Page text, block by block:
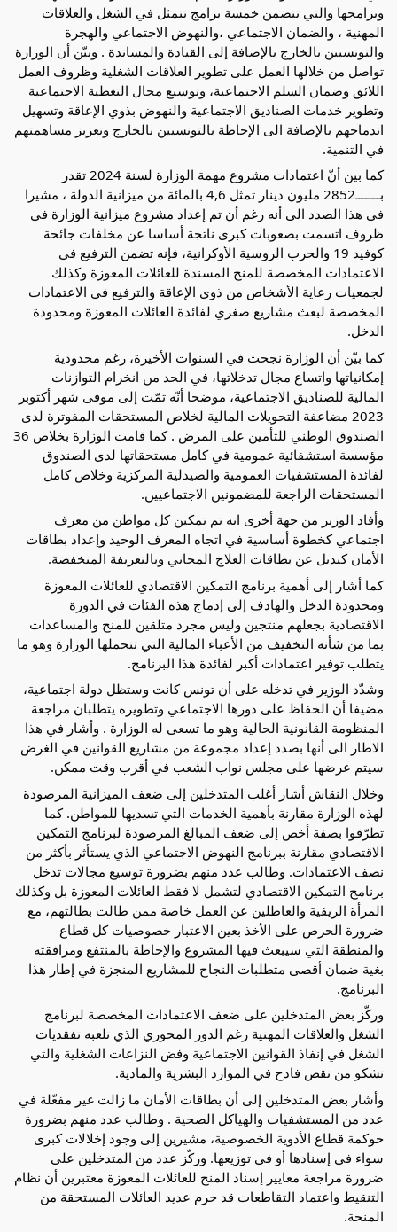
وبرامجها والتي تتضمن خمسة برامج تتمثل في الشغل والعلاقات
المهنية ، والضمان الاجتماعي ،والنهوض الاجتماعي والهجرة
والتونسيين بالخارج بالإضافة إلى القيادة والمساندة . وبيّن أن الوزارة
تواصل من خلالها العمل على تطوير العلاقات الشغلية وظروف العمل
اللائق وضمان السلم الاجتماعية، وتوسيع مجال التغطية الاجتماعية
وتطوير خدمات الصناديق الاجتماعية والنهوض بذوي الإعاقة وتسهيل
اندماجهم بالإضافة الى الإحاطة بالتونسيين بالخارج وتعزيز مساهمتهم
في التنمية.
كما بين أنّ اعتمادات مشروع مهمة الوزارة لسنة 2024 تقدر
بـــــــ2852 مليون دينار تمثل 4,6 بالمائة من ميزانية الدولة ، مشيرا
في هذا الصدد الى أنه رغم أن تم إعداد مشروع ميزانية الوزارة في
ظروف اتسمت بصعوبات كبرى ناتجة أساسا عن مخلفات جائحة
كوفيد 19 والحرب الروسية الأوكرانية، فإنه تضمن الترفيع في
الاعتمادات المخصصة للمنح المسندة للعائلات المعوزة وكذلك
لجمعيات رعاية الأشخاص من ذوي الإعاقة والترفيع في الاعتمادات
المخصصة لبعث مشاريع صغري لفائدة العائلات المعوزة ومحدودة
الدخل.
كما بيّن أن الوزارة نجحت في السنوات الأخيرة، رغم محدودية
إمكانياتها واتساع مجال تدخلاتها، في الحد من انخرام التوازنات
المالية للصناديق الاجتماعية، موضحا أنّه تمّت إلى موفى شهر أكتوبر
2023 مضاعفة التحويلات المالية لخلاص المستحقات المفوترة لدى
الصندوق الوطني للتأمين على المرض . كما قامت الوزارة بخلاص 36
مؤسسة استشفائية عمومية في كامل مستحقاتها لدى الصندوق
لفائدة المستشفيات العمومية والصيدلية المركزية وخلاص كامل
المستحقات الراجعة للمضمونين الاجتماعيين.
وأفاد الوزير من جهة أخرى انه تم تمكين كل مواطن من معرف
اجتماعي كخطوة أساسية في اتجاه المعرف الوحيد وإعداد بطاقات
الأمان كبديل عن بطاقات العلاج المجاني وبالتعريفة المنخفضة.
كما أشار إلى أهمية برنامج التمكين الاقتصادي للعائلات المعوزة
ومحدودة الدخل والهادف إلى إدماج هذه الفئات في الدورة
الاقتصادية بجعلهم منتجين وليس مجرد متلقين للمنح والمساعدات
بما من شأنه التخفيف من الأعباء المالية التي تتحملها الوزارة وهو ما
يتطلب توفير اعتمادات أكبر لفائدة هذا البرنامج.
وشدّد الوزير في تدخله على أن تونس كانت وستظل دولة اجتماعية،
مضيفا أن الحفاظ على دورها الاجتماعي وتطويره يتطلبان مراجعة
المنظومة القانونية الحالية وهو ما تسعى له الوزارة . وأشار في هذا
الاطار الى أنها بصدد إعداد مجموعة من مشاريع القوانين في الغرض
سيتم عرضها على مجلس نواب الشعب في أقرب وقت ممكن.
وخلال النقاش أشار أغلب المتدخلين إلى ضعف الميزانية المرصودة
لهذه الوزارة مقارنة بأهمية الخدمات التي تسديها للمواطن. كما
تطرّقوا بصفة أخص إلى ضعف المبالغ المرصودة لبرنامج التمكين
الاقتصادي مقارنة ببرنامج النهوض الاجتماعي الذي يستأثر بأكثر من
نصف الاعتمادات. وطالب عدد منهم بضرورة توسيع مجالات تدخل
برنامج التمكين الاقتصادي لتشمل لا فقط العائلات المعوزة بل وكذلك
المرأة الريفية والعاطلين عن العمل خاصة ممن طالت بطالتهم، مع
ضرورة الحرص على الأخذ بعين الاعتبار خصوصيات كل قطاع
والمنطقة التي سيبعث فيها المشروع والإحاطة بالمنتفع ومرافقته
بغية ضمان أقصى متطلبات النجاح للمشاريع المنجزة في إطار هذا
البرنامج.
وركّز بعض المتدخلين على ضعف الاعتمادات المخصصة لبرنامج
الشغل والعلاقات المهنية رغم الدور المحوري الذي تلعبه تفقديات
الشغل في إنفاذ القوانين الاجتماعية وفض النزاعات الشغلية والتي
تشكو من نقص فادح في الموارد البشرية والمادية.
وأشار بعض المتدخلين إلى أن بطاقات الأمان ما زالت غير مفعّلة في
عدد من المستشفيات والهياكل الصحية . وطالب عدد منهم بضرورة
حوكمة قطاع الأدوية الخصوصية، مشيرين إلى وجود إخلالات كبرى
سواء في إسنادها أو في توزيعها. وركّز عدد من المتدخلين على
ضرورة مراجعة معايير إسناد المنح للعائلات المعوزة معتبرين أن نظام
التنقيط واعتماد التقاطعات قد حرم عديد العائلات المستحقة من
المنحة.